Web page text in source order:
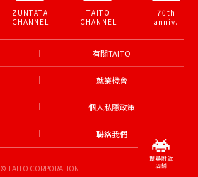
ZUNTATA
CHANNEL
TAITO
CHANNEL
70th
anniv.
有關TAITO
就業機會
個人私隱政策
聯絡我們
© TAITO CORPORATION